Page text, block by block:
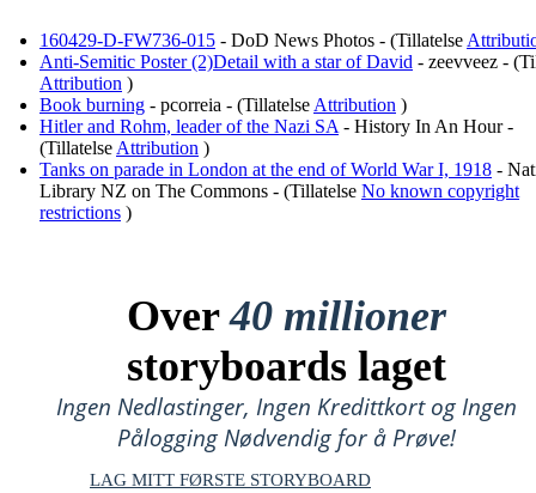
160429-D-FW736-015 - DoD News Photos - (Tillatelse
Anti-Semitic Poster (2)Detail with a star of David - zeevveez -
Attribution )
Book burning - pcorreia - (Tillatelse Attribution )
Hitler and Rohm, leader of the Nazi SA - History In An Hour -
(Tillatelse Attribution )
Tanks on parade in London at the end of World War I, 1918 -
Library NZ on The Commons - (Tillatelse No known copyright
restrictions )
Over40 millioner
storyboards laget
Ingen Nedlastinger, Ingen Kredittkort og Ingen
Pålogging Nødvendig for å Prøve!
LAG MITT FØRSTE STORYBOARD